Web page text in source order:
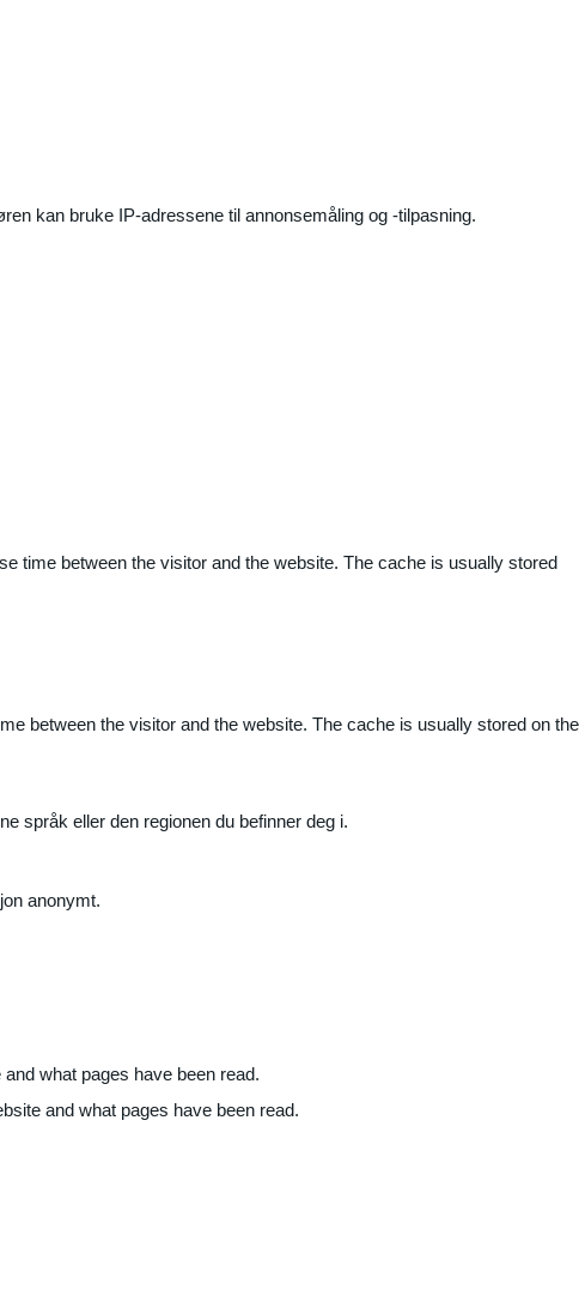
kan bruke IP-adressene til annonsemåling og -tilpasning.
time between the visitor and the website. The cache is usually stored
between the visitor and the website. The cache is usually stored on the
språk eller den regionen du befinner deg i.
anonymt.
what pages have been read.
and what pages have been read.